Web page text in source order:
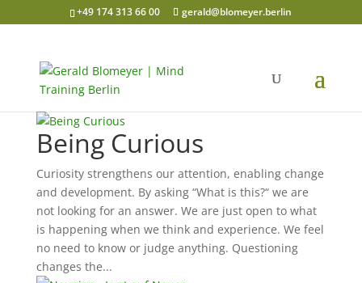
+49 174 313 66 00 gerald@blomeyer.berlin
Being Curious
Curiosity strengthens our attention, enabling change
and development. By asking “What is this?“ we are
not looking for an answer. We are just open to what
is happening when we think and experience. We feel
no need to know or judge anything. Questioning
changes the...